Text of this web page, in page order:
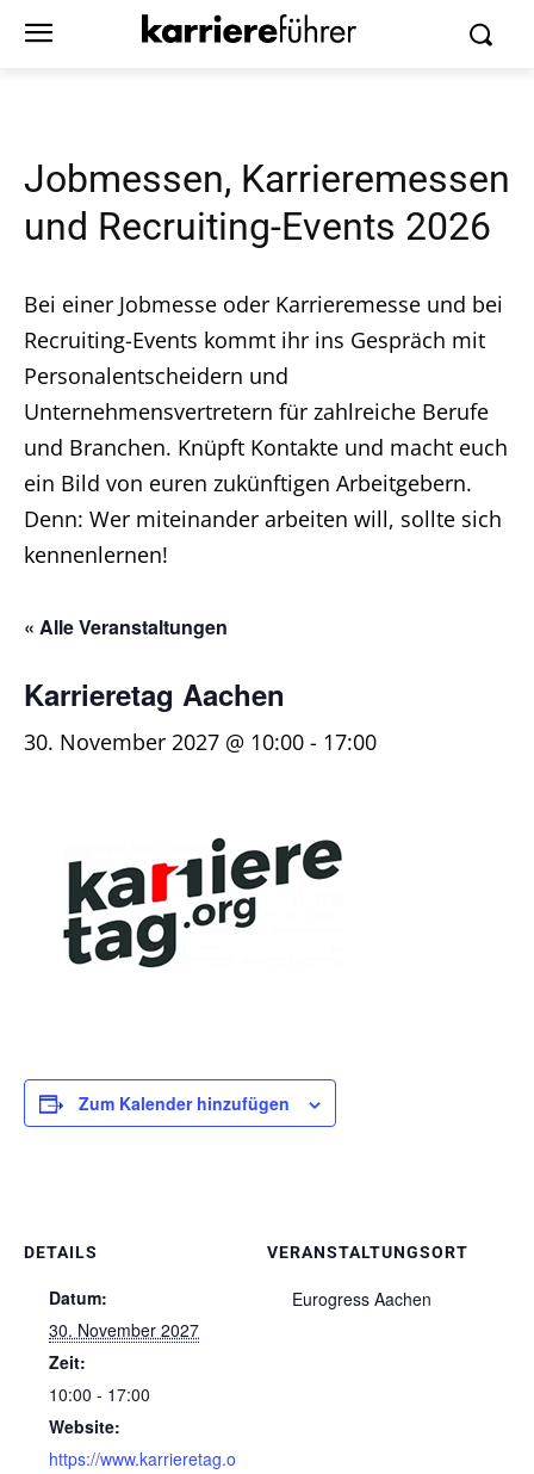
Jobmessen, Karrieremessen
und Recruiting-Events 2026
Bei einer Jobmesse oder Karrieremesse und bei
Recruiting-Events kommt ihr ins Gespräch mit
Personalentscheidern und
Unternehmensvertretern für zahlreiche Berufe
und Branchen. Knüpft Kontakte und macht euch
ein Bild von euren zukünftigen Arbeitgebern.
Denn: Wer miteinander arbeiten will, sollte sich
kennenlernen!
« Alle Veranstaltungen
Karrieretag Aachen
30. November 2027 @ 10:00 - 17:00
Zum Kalender hinzufügen
DETAILS
Datum:
30. November 2027
Zeit:
10:00 - 17:00
Website:
https://www.karrieretag.o
VERANSTALTUNGSORT
Eurogress Aachen